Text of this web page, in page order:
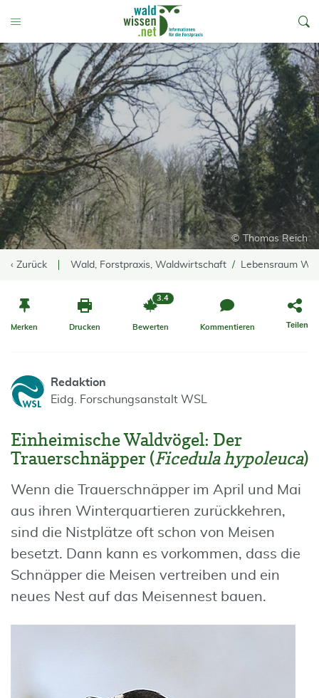
Toggle Menu
© Thomas Reich
‹ Zurück Wald, Forstpraxis, Waldwirtschaft Lebensraum
Merken Drucken Bewerten
3.4
Kommentieren Teilen
Redaktion
Eidg. Forschungsanstalt WSL
Einheimische Waldvögel: Der
Trauerschnäpper (Ficedula hypoleuca)
Wenn die Trauerschnäpper im April und Mai
aus ihren Winterquartieren zurückkehren,
sind die Nistplätze oft schon von Meisen
besetzt. Dann kann es vorkommen, dass die
Schnäpper die Meisen vertreiben und ein
neues Nest auf das Meisennest bauen.